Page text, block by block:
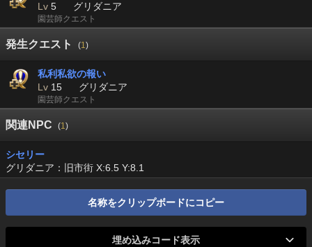
Lv 5 グリダニア
園芸師クエスト
発生クエスト (1)
私利私欲の報い
Lv 15 グリダニア
園芸師クエスト
関連NPC (1)
シセリー
グリダニア：旧市街 X:6.5 Y:8.1
名称をクリップボードにコピー
埋め込みコード表示